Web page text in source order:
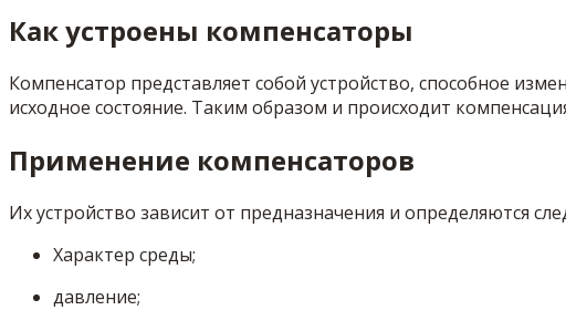
Как устроены компенсаторы
Компенсатор представляет собой устройство, способное
исходное состояние. Таким образом и происходит
Применение компенсаторов
Их устройство зависит от предназначения и определяются
Характер среды;
давление;